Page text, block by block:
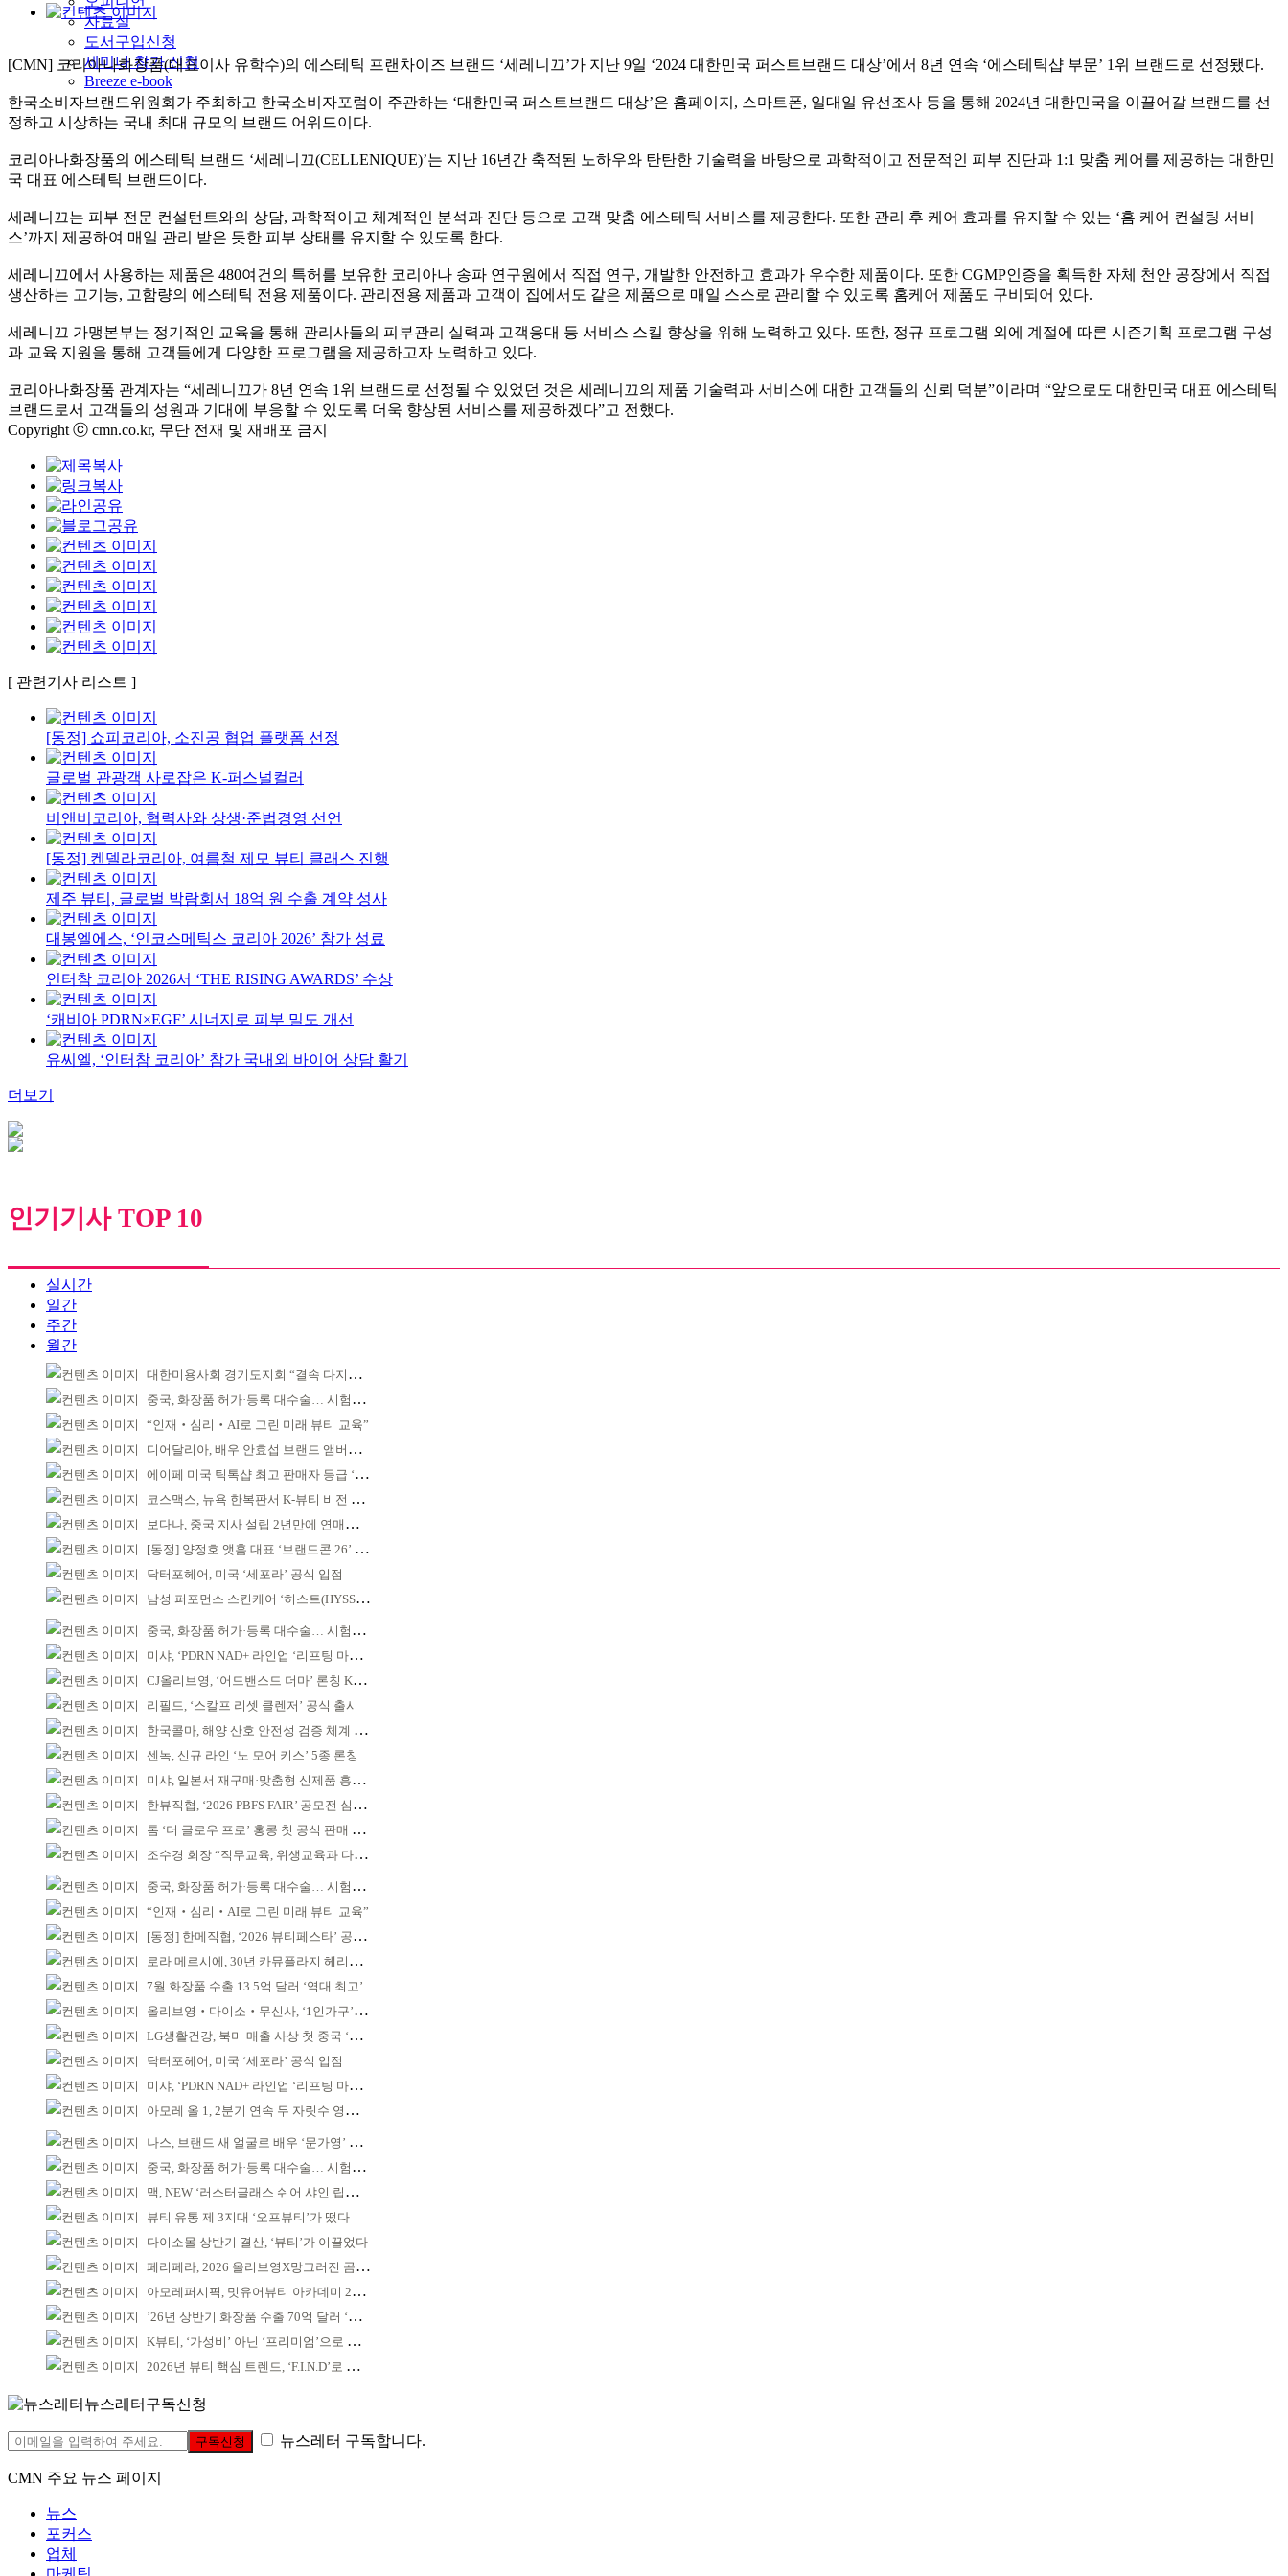
자료실
도서구입신청
세미나 참가 신청
Breeze e-book
[CMN] 코리아나화장품(대표이사 유학수)의 에스테틱 프랜차이즈 브랜드 ‘세레니끄’가 지난 9일 ‘2024 대한민국 퍼스트브랜드 대상’에서 8년 연속 ‘에스테틱샵 부문’ 1 위 브랜드로 선정됐다.
한국소비자브랜드위원회가 주최하고 한국소비자포럼이 주관하는 ‘대한민국 퍼스트브랜드 대상’은 홈페이지 , 스마트폰, 일대일 유선조사 등을 통해 2024년 대한민국을 이끌어갈 브랜드를 선
정하고 시상하는 국내 최대 규모의 브랜드 어워드이다.
코리아나화장품의 에스테틱 브랜드 ‘세레니끄(CELLENIQUE)’는 지난 16년간 축적된 노하우와 탄탄한 기술력을 바탕으로 과학적이고 전문적인 피부 진단과 1:1 맞춤 케어를 제공하는 대한민
국 대표 에스테틱 브랜드이다.
세레니끄는 피부 전문 컨설턴트와의 상담, 과학적이고 체계적인 분석과 진단 등으로 고객 맞춤 에스테틱 서비스를 제공한다. 또한 관리 후 케어 효과를 유지할 수 있는 ‘홈 케어 컨설팅 서비
스’까지 제공하여 매일 관리 받은 듯한 피부 상태를 유지할 수 있도록 한다.
세레니끄에서 사용하는 제품은 480여건의 특허를 보유한 코리아나 송파 연구원에서 직접 연구, 개발한 안전하고 효과가 우수한 제품이다. 또한 CGMP인증을 획득한 자체 천안 공장에서 직접
생산하는 고기능, 고함량의 에스테틱 전용 제품이다. 관리전용 제품과 고객이 집에서도 같은 제품으로 매일 스스로 관리할 수 있도록 홈케어 제품도 구비되어 있다.
세레니끄 가맹본부는 정기적인 교육을 통해 관리사들의 피부관리 실력과 고객응대 등 서비스 스킬 향상을 위해 노력하고 있다. 또한, 정규 프로그램 외에 계절에 따른 시즌기획 프로그램 구성
과 교육 지원을 통해 고객들에게 다양한 프로그램을 제공하고자 노력하고 있다.
코리아나화장품 관계자는 “세레니끄가 8년 연속 1 위 브랜드로 선정될 수 있었던 것은 세레니끄의 제품 기술력과 서비스에 대한 고객들의 신뢰 덕분”이라며 “앞으로도 대한민국 대표 에스테틱
브랜드로서 고객들의 성원과 기대에 부응할 수 있도록 더욱 향상된 서비스를 제공하겠다”고 전했다.
Copyright ⓒ cmn.co.kr, 무단 전재 및 재배포 금지
[ 관련기사 리스트 ]
[동정] 쇼피코리아, 소진공 협업 플랫폼 선정
글로벌 관광객 사로잡은 K-퍼스널컬러
비앤비코리아, 협력사와 상생·준법경영 선언
[동정] 켄델라코리아, 여름철 제모 뷰티 클래스 진행
제주 뷰티, 글로벌 박람회서 18억 원 수출 계약 성사
대봉엘에스, ‘인코스메틱스 코리아 2026’ 참가 성료
인터참 코리아 2026서 ‘THE RISING AWARDS’ 수상
‘캐비아 PDRN×EGF’ 시너지로 피부 밀도 개선
유씨엘, ‘인터참 코리아’ 참가 국내외 바이어 상담 활기
더보기
인기기사 TOP 10
실시간
일간
주간
월간
대한미용사회 경기도지회 “결속 다지며 재도약 모색”
중국, 화장품 허가·등록 대수술… 시험자료 공용 허용
“인재‧심리‧AI로 그린 미래 뷰티 교육”
디어달리아, 배우 안효섭 브랜드 앰버서더 발탁
에이페 미국 틱톡샵 최고 판매자 등급 ‘Tier 5’ 달성
코스맥스, 뉴욕 한복판서 K-뷰티 비전 제시
보다나, 중국 지사 설립 2년만에 연매출 120억 돌파
[동정] 양정호 앳홈 대표 ‘브랜드콘 26’ 강연
닥터포헤어, 미국 ‘세포라’ 공식 입점
남성 퍼포먼스 스킨케어 ‘히스트(HYSST)’ 론칭
중국, 화장품 허가·등록 대수술… 시험자료 공용 허용
미샤, ‘PDRN NAD+ 라인업 ‘리프팅 마스크’ 출시
CJ올리브영, ‘어드밴스드 더마’ 론칭 K더마 육성 박차
리필드, ‘스칼프 리셋 클렌저’ 공식 출시
한국콜마, 해양 산호 안전성 검증 체계 구축
센녹, 신규 라인 ‘노 모어 키스’ 5종 론칭
미샤, 일본서 재구매·맞춤형 신제품 흥행 ‘쌍끌이’
한뷰직협, ‘2026 PBFS FAIR’ 공모전 심사 성료
톰 ‘더 글로우 프로’ 홍콩 첫 공식 판매 완판
조수경 회장 “직무교육, 위생교육과 다르다”
중국, 화장품 허가·등록 대수술… 시험자료 공용 허용
“인재‧심리‧AI로 그린 미래 뷰티 교육”
[동정] 한메직협, ‘2026 뷰티페스타’ 공동 주최
로라 메르시에, 30년 카뮤플라지 헤리티지 담아
7월 화장품 수출 13.5억 달러 ‘역대 최고’
올리브영‧다이소‧무신사, ‘1인가구’가 이끈다
LG생활건강, 북미 매출 사상 첫 중국 ‘추월’
닥터포헤어, 미국 ‘세포라’ 공식 입점
미샤, ‘PDRN NAD+ 라인업 ‘리프팅 마스크’ 출시
아모레 올 1, 2분기 연속 두 자릿수 영업이익률 기록
나스, 브랜드 새 얼굴로 배우 ‘문가영’ 발탁
중국, 화장품 허가·등록 대수술… 시험자료 공용 허용
맥, NEW ‘러스터글래스 쉬어 샤인 립스틱’ 출시
뷰티 유통 제 3지대 ‘오프뷰티’가 떴다
다이소몰 상반기 결산, ‘뷰티’가 이끌었다
페리페라, 2026 올리브영X망그러진 곰 콜라보
아모레퍼시픽, 밋유어뷰티 아카데미 2기 발대식
’26년 상반기 화장품 수출 70억 달러 ‘역대 최고’
K뷰티, ‘가성비’ 아닌 ‘프리미엄’으로 승부걸어야
2026년 뷰티 핵심 트렌드, ‘F.I.N.D’로 읽는다
뉴스레터구독신청
구독신청 뉴스레터 구독합니다.
CMN 주요 뉴스 페이지
뉴스
포커스
업체